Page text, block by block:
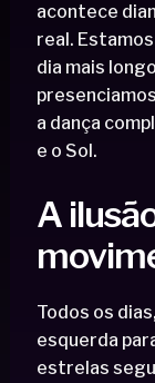
acontece
real.
dia mais
a dança
e o Sol.
A
Todos os
esquerda
estrelas